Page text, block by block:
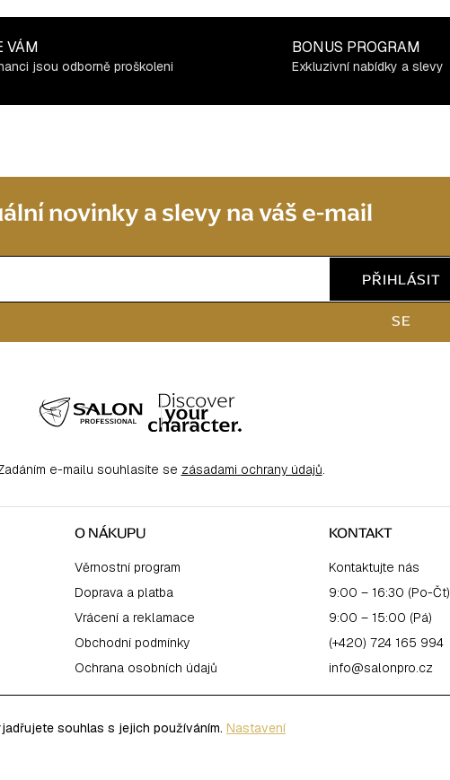
souhlas s jejich používáním. Nastavení
VÁM
jsou odborně proškoleni
BONUS PROGRAM
Exkluzivní nabídky a slevy
novinky a slevy na váš e-mail
PŘIHLÁSIT
SE
e-mailu souhlasíte se zásadami ochrany údajů.
O NÁKUPU
Věrnostní program
Doprava a platba
Vrácení a reklamace
Obchodní podmínky
Ochrana osobních údajů
KONTAKT
Kontaktujte nás
9:00 – 16:30 (Po-Čt)
9:00 – 15:00 (Pá)
(+420) 724 165 994
info@salonpro.cz